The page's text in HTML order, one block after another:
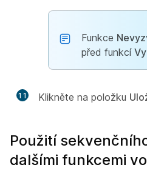
Funkce
před funkcí
11 Klikněte na položku
Použití
dalšími funkcemi